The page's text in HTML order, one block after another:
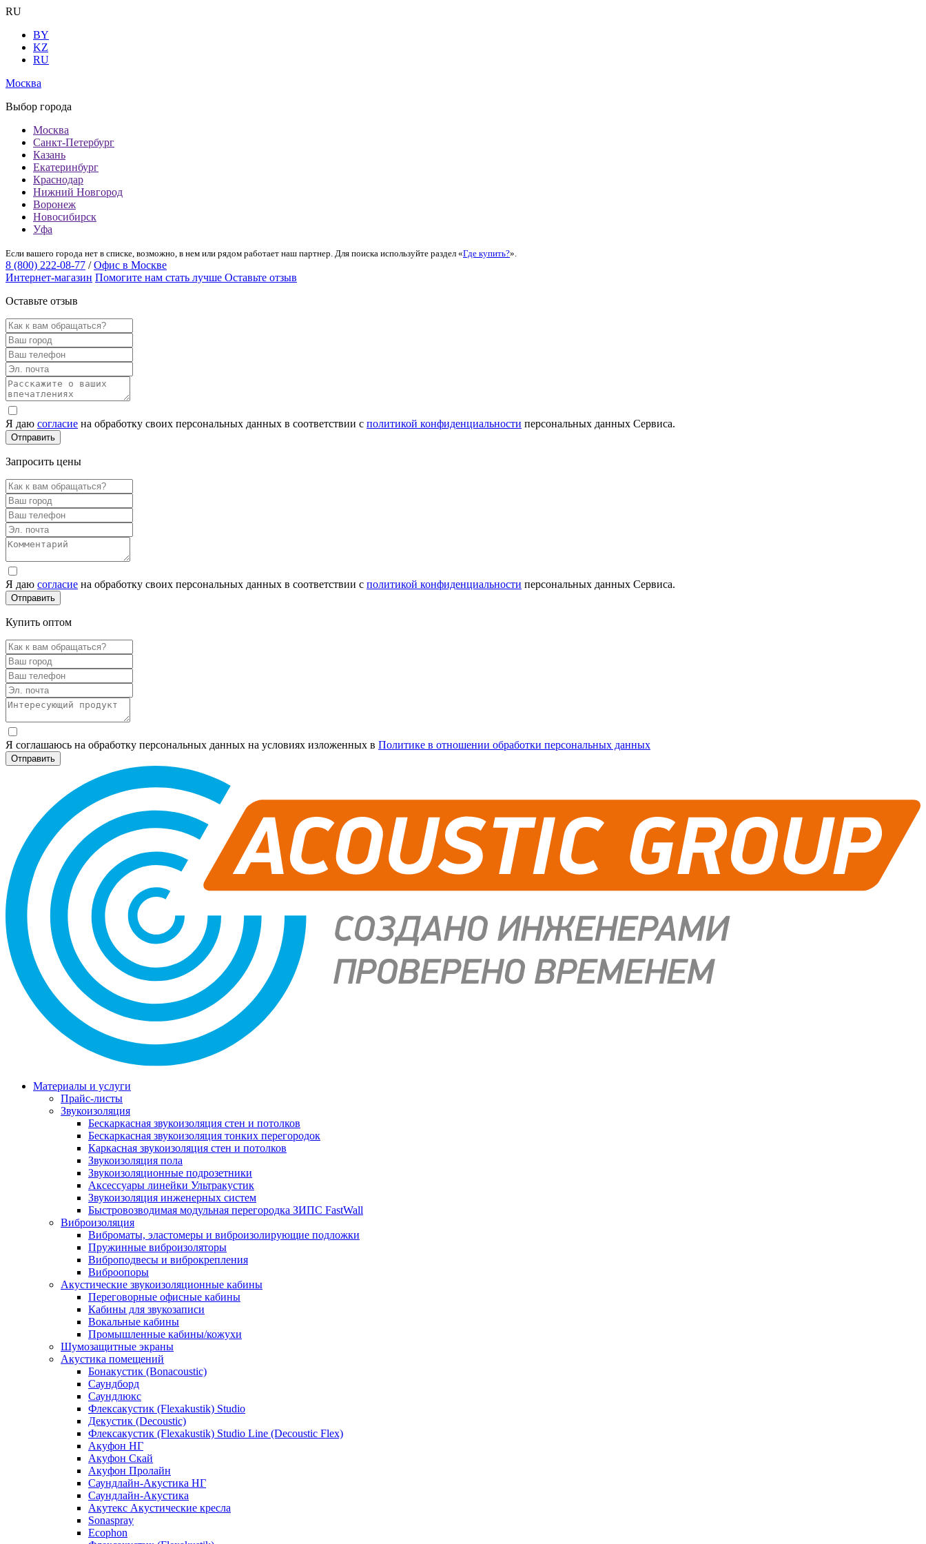
RU
BY
KZ
RU
Москва
Выбор города
Москва
Санкт-Петербург
Казань
Екатеринбург
Краснодар
Нижний Новгород
Воронеж
Новосибирск
Уфа
Если вашего города нет в списке, возможно, в нем или рядом работает наш партнер. Для поиска используйте раздел «Где купить?».
8 (800) 222-08-77 / Офис в Москве
Интернет-магазин Помогите нам стать лучше Оставьте отзыв
Оставьте отзыв
Я даю согласие на обработку своих персональных данных в соответствии с политикой конфиденциальности персональных данных Сервиса.
Запросить цены
Я даю согласие на обработку своих персональных данных в соответствии с политикой конфиденциальности персональных данных Сервиса.
Купить оптом
Я соглашаюсь на обработку персональных данных на условиях изложенных в Политике в отношении обработки персональных данных
Материалы и услуги
Прайс-листы
Звукоизоляция
Бескаркасная звукоизоляция стен и потолков
Бескаркасная звукоизоляция тонких перегородок
Каркасная звукоизоляция стен и потолков
Звукоизоляция пола
Звукоизоляционные подрозетники
Аксессуары линейки Ультракустик
Звукоизоляция инженерных систем
Быстровозводимая модульная перегородка ЗИПС FastWall
Виброизоляция
Виброматы, эластомеры и виброизолирующие подложки
Пружинные виброизоляторы
Виброподвесы и виброкрепления
Виброопоры
Акустические звукоизоляционные кабины
Переговорные офисные кабины
Кабины для звукозаписи
Вокальные кабины
Промышленные кабины/кожухи
Шумозащитные экраны
Акустика помещений
Бонакустик (Bonacoustic)
Саундборд
Саундлюкс
Флексакустик (Flexakustik) Studio
Декустик (Decoustic)
Флексакустик (Flexakustik) Studio Line (Decoustic Flex)
Акуфон НГ
Акуфон Скай
Акуфон Пролайн
Саундлайн-Акустика НГ
Саундлайн-Акустика
Акутекс Акустические кресла
Sonaspray
Ecophon